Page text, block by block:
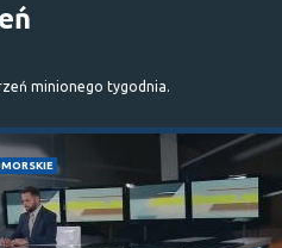
minionego tygodnia.